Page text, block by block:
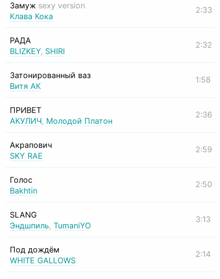
Замуж sexy version
Клава Кока
2:33
РАДА
BLIZKEY, SHIRI
2:32
Затонированный ваз
Витя АК
1:58
ПРИВЕТ
АКУЛИЧ, Молодой Платон
2:36
Акрапович
SKY RAE
2:59
Голос
Bakhtin
2:50
SLANG
Эндшпиль, TumaniYO
3:13
Под дождём
WHITE GALLOWS
2:14